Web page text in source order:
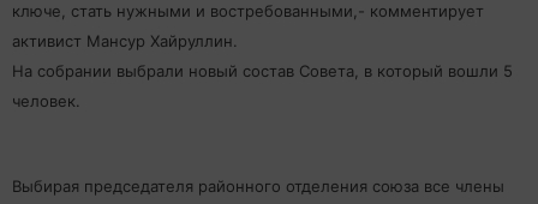
ключе, стать нужными и востребованными,- комментирует
активист Мансур Хайруллин.
На собрании выбрали новый состав Совета, в который вошли 5
человек.
Выбирая председателя районного отделения союза все члены